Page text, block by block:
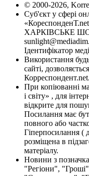
© 2000-2026,
Суб'єкт у сфері
ХАРКІВСЬКЕ
Ідентифікатор
Використання
сайті,
Корреспондент.net.
При копіюванні
і світу» , для
відкрите для
Посилання має
повного або
Гіперпосилання (
розміщена в
матеріалу.
Новини з
"Регіони",